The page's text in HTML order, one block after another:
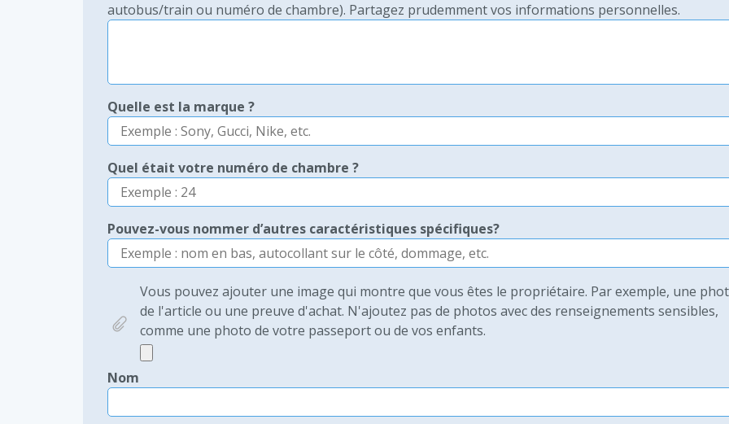
autobus/train ou numéro de chambre). Partagez prudemment vos informations personnelles.
Quelle est la marque ?
Quel était votre numéro de chambre ?
Pouvez-vous nommer d’autres caractéristiques spécifiques?
Vous pouvez ajouter une image qui montre que vous êtes le propriétaire. Par exemple, une
de l'article ou une preuve d'achat. N'ajoutez pas de photos avec des renseignements sensibles,
comme une photo de votre passeport ou de vos enfants.
Nom